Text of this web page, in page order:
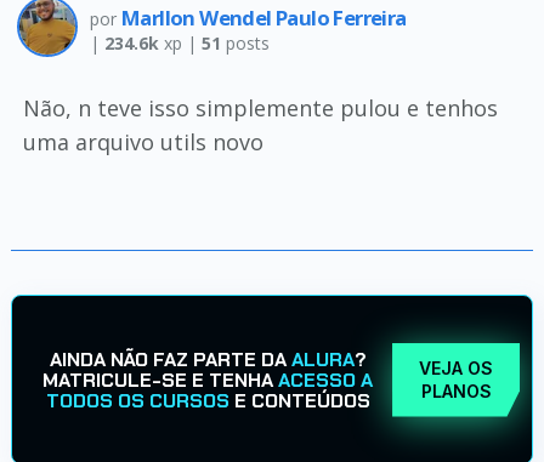
por Marllon Wendel Paulo Ferreira
| 234.6kxp | 51 posts
Não, n teve isso simplemente pulou e tenhos
uma arquivo utils novo
AINDA NÃO FAZ PARTE DAALURA?
MATRICULE-SE E TENHAACESSO A
TODOS OS CURSOS E CONTEÚDOS
VEJA OS
PLANOS